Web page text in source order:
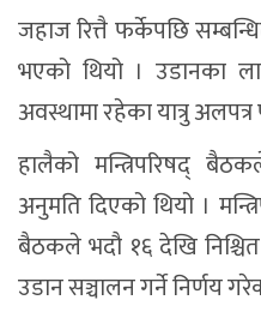
जहाज रित्तै फर्केपछि
भएको थियो । उडानका
अवस्थामा रहेका यात्रु
हालैको मन्त्रिपरिषद्
अनुमति दिएको थियो ।
बैठकले भदौ १६ देखि निश्चित
उडान सञ्चालन गर्ने निर्णय